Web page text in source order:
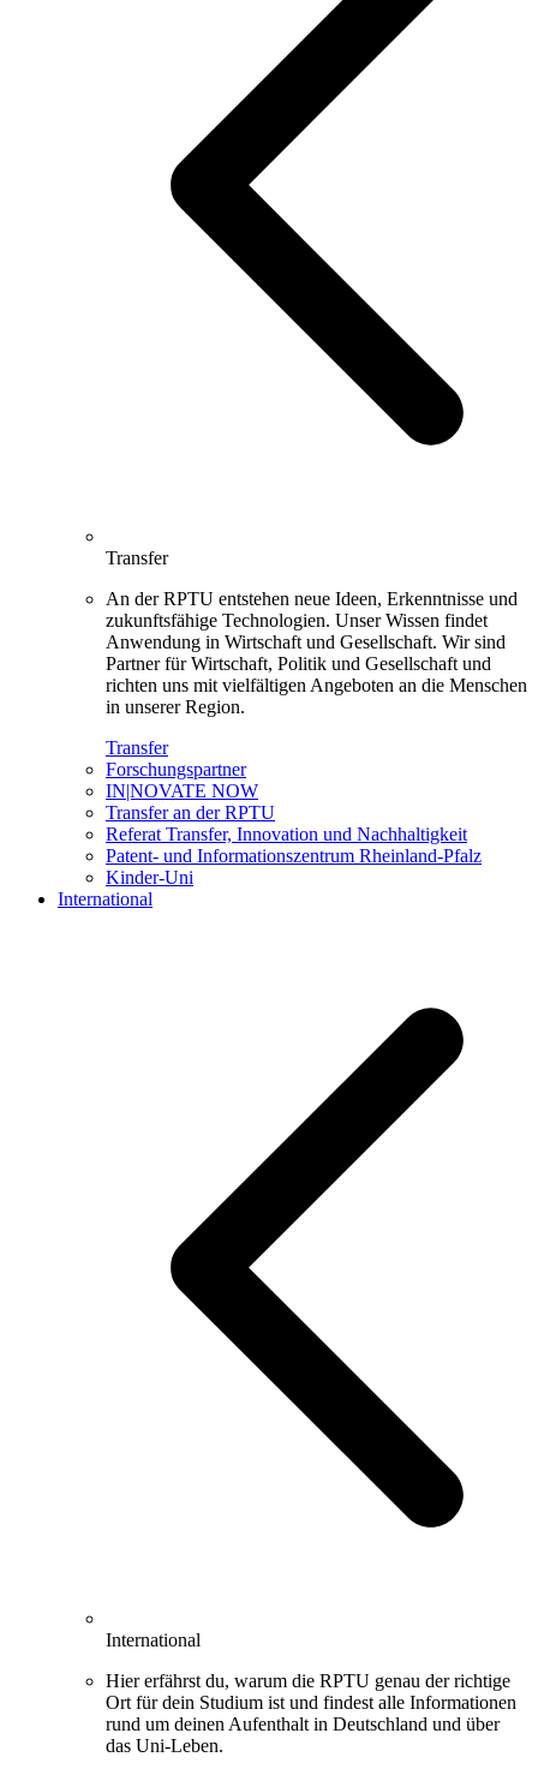
Transfer
An der RPTU entstehen neue Ideen, Erkenntnisse und
zukunftsfähige Technologien. Unser Wissen findet
Anwendung in Wirtschaft und Gesellschaft. Wir sind
Partner für Wirtschaft, Politik und Gesellschaft und
richten uns mit vielfältigen Angeboten an die Menschen
in unserer Region.
Transfer
Forschungspartner
IN|NOVATE NOW
Transfer an der RPTU
Referat Transfer, Innovation und Nachhaltigkeit
Patent- und Informationszentrum Rheinland-Pfalz
Kinder-Uni
International
International
Hier erfährst du, warum die RPTU genau der richtige
Ort für dein Studium ist und findest alle Informationen
rund um deinen Aufenthalt in Deutschland und über
das Uni-Leben.